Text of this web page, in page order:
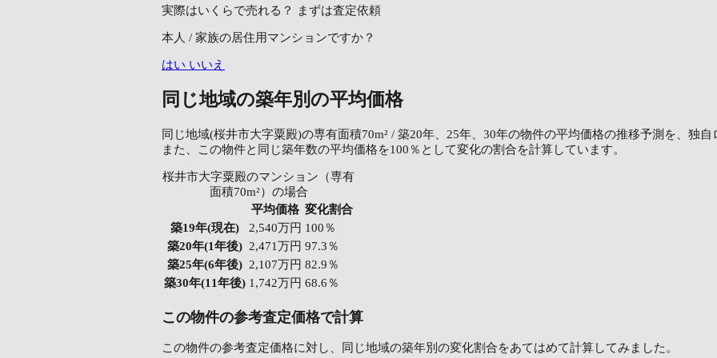
実際はいくらで売れる？ まずは査定依頼
本人 / 家族の居住用マンションですか？
はい いいえ
同じ地域の築年別の平均価格
同じ地域(桜井市大字粟殿)の専有面積70m² / 築20年、25年、30年の物件の平均価格の推移予測を、独自
また、この物件と同じ築年数の平均価格を100％として変化の割合を計算しています。
桜井市大字粟殿のマンション（専有
面積70m²）の場合
平均価格 変化割合
築19年(現在) 2,540万円 100％
築20年(1年後) 2,471万円 97.3％
築25年(6年後) 2,107万円 82.9％
築30年(11年後) 1,742万円 68.6％
この物件の参考査定価格で計算
この物件の参考査定価格に対し、同じ地域の築年別の変化割合をあてはめて計算してみました。